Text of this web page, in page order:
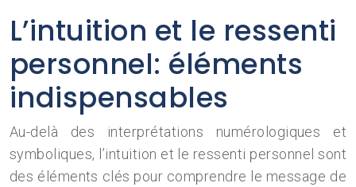
L’intuition et le ressenti
personnel: éléments
indispensables
Au-delà des interprétations numérologiques et
symboliques, l’intuition et le ressenti personnel sont
des éléments clés pour comprendre le message de